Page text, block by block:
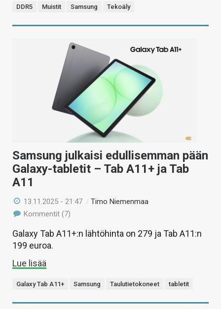
DDR5 Muistit Samsung Tekoäly
Samsung julkaisi edullisemman pään
Galaxy-tabletit – Tab A11+ ja Tab
A11
13.11.2025 - 21:47 /Timo Niemenmaa
Kommentit (7)
Galaxy Tab A11+:n lähtöhinta on 279 ja Tab A11:n
199 euroa.
Lue lisää
Galaxy Tab A11+ Samsung Taulutietokoneet tabletit